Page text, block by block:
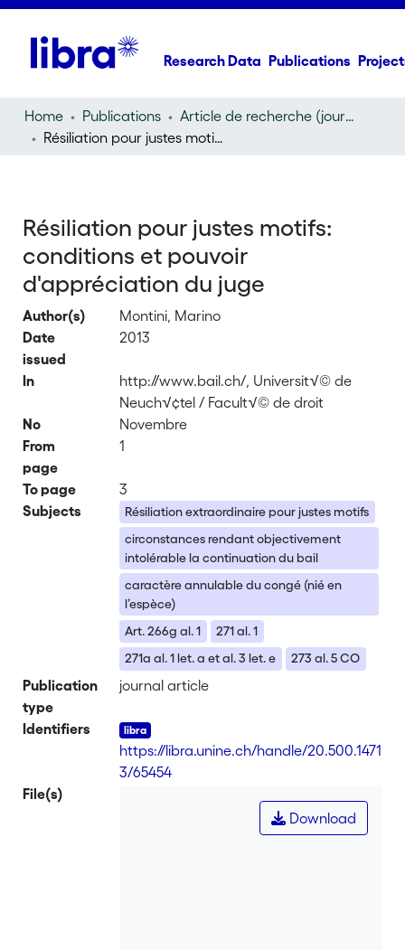
Research Data Publications
Home Publications
Article de recherche (journal article)
Résiliation pour justes motifs: conditions et pouvoir d'appréciation du juge
Résiliation pour justes motifs:
conditions et pouvoir
d'appréciation du juge
Author(s)
Montini, Marino
Date
issued
2013
In
http://www.bail.ch/, Universit√© de
Neuch√¢tel / Facult√© de droit
No
Novembre
From
page
1
To page
3
Subjects
Résiliation extraordinaire pour justes motifs
circonstances rendant objectivement
intolérable la continuation du bail
caractère annulable du congé (nié en
l’espèce)
Art. 266g al. 1
271 al. 1
271a al. 1 let. a et al. 3 let. e
273 al. 5 CO
Publication
type
journal article
Identifiers
https://libra.unine.ch/handle/20.500.1471
3/65454
File(s)
Download